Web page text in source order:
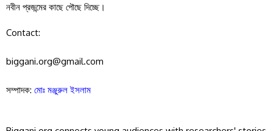
নবীন প্রজন্মের কাছে পৌছে দিচ্ছে।
Contact:
biggani.org@gmail.com
সম্পাদক: মোঃ মঞ্জুরুল ইসলাম